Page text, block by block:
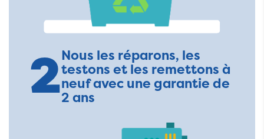
2Nous les réparons, les
testons et les remettons à
neuf avec une garantie de
2 ans